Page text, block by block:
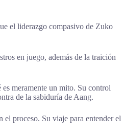
el liderazgo compasivo de Zuko
en juego, además de la traición
meramente un mito. Su control
de la sabiduría de Aang.
el proceso. Su viaje para entender el